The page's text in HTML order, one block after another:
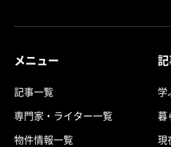
メニュー
記事一覧
専門家・ライター一覧
物件情報一覧
学
暮
現